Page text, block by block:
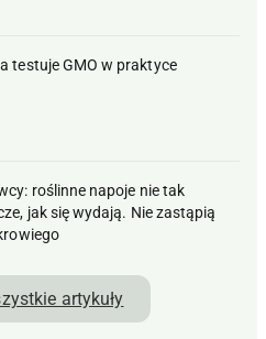
testuje GMO w praktyce
roślinne napoje nie tak
jak się wydają. Nie zastąpią
artykuły